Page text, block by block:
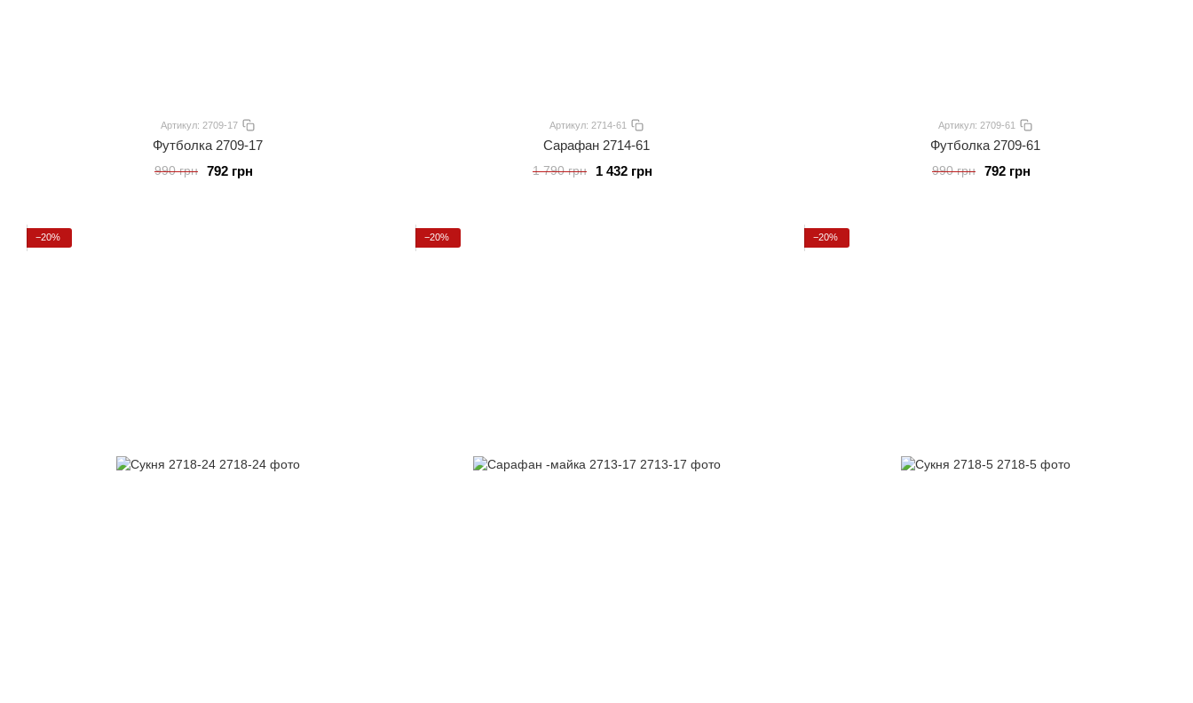
Артикул: 2709-17
Футболка 2709-17
990 грн 792 грн
Артикул: 2714-61
Сарафан 2714-61
1 790 грн 1 432 грн
Артикул: 2709-61
Футболка 2709-61
990 грн 792 грн
−20% −20% −20%